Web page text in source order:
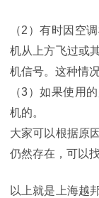
（2）有时因空
机从上方飞过或
机信号。这种情
（3）如果使用
机的。
大家可以根据原
仍然存在，可以
以上就是上海越